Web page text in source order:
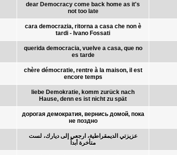
dear Democracy come back home as it's
not too late
cara democrazia, ritorna a casa che non è
tardi - Ivano Fossati
querida democracia, vuelve a casa, que no
es tarde
chère démocratie, rentre à la maison, il est
encore temps
liebe Demokratie, komm zurück nach
Hause, denn es ist nicht zu spät
дорогая демократия, вернись домой, пока
не поздно
عزيزتي الديمقراطية، ارجعي إلى ديارك، لست
متأخرة أبداً